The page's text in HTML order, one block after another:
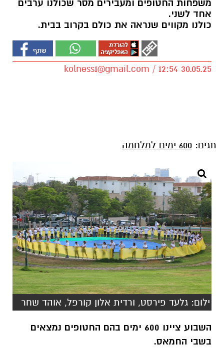
משפחות החטופים ומעבירים מסר שכולנו ערבים
אחד לשני.
כולנו מקווים שנראה את כולם בקרוב בבית.
kolness1@gmail.com / 12:54 30.05.25
תגים: 600 ימים למלחמה
ילום: גלעד פירסט, ורדית אלון קורפל, אוהד שחר
השבוע ציינו 600 ימים בהם החטופים נמצאים
בשבי החמאס.